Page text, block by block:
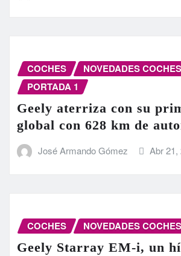
COCHES
NOVEDADES COCHES
PORTADA 1
Geely aterriza con su
global con 628 km de
José Armando Gómez Abr 21,
COCHES NOVEDADES COCHES
Geely Starray EM-i, un